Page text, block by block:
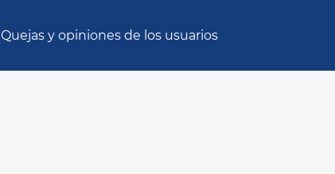
Quejas y opiniones de los usuarios